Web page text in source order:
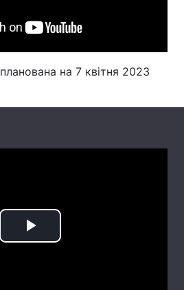
на 7 квітня 2023
Play